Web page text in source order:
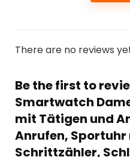
There are no reviews
Be the first to
Smartwatch
mit Tätigen und
Anrufen, Sportuhr
Schrittzähler,